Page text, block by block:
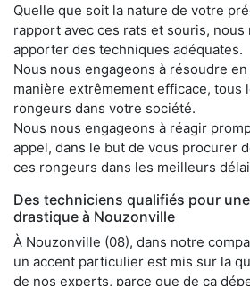
Quelle que soit la nature de votre
rapport avec ces rats et souris, nous
apporter des techniques adéquates.
Nous nous engageons à résoudre
manière extrêmement efficace, tous
rongeurs dans votre société.
Nous nous engageons à réagir
appel, dans le but de vous procurer
ces rongeurs dans les meilleurs
Des techniciens qualifiés pour
drastique à Nouzonville
À Nouzonville (08), dans notre
un accent particulier est mis sur la
de nos experts, parce que de ça